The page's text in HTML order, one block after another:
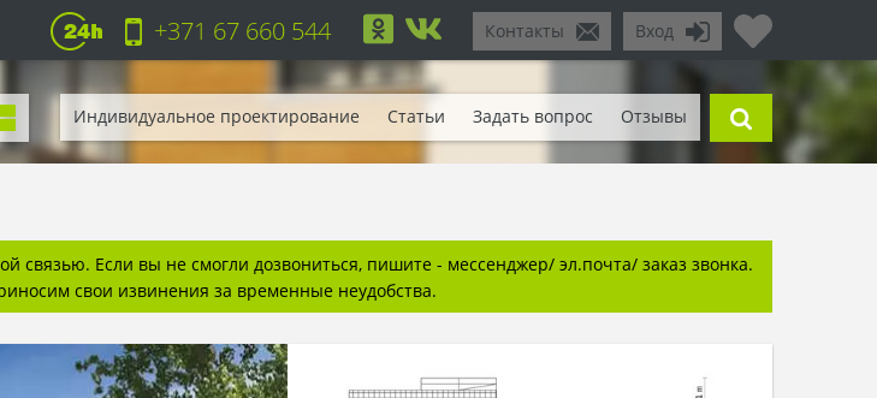
Вход
Контакты
+371 67 660 544
Индивидуальное проектирование Статьи Задать вопрос Отзывы
Если вы не смогли дозвониться, пишите - мессенджер/ эл.почта/ заказ звонка.
свои извинения за временные неудобства.